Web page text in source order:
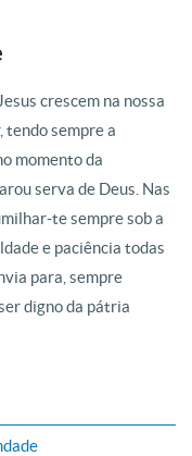
crescem na nossa
tendo sempre a
momento da
serva de Deus. Nas
te sempre sob a
e paciência todas
para, sempre
digno da pátria